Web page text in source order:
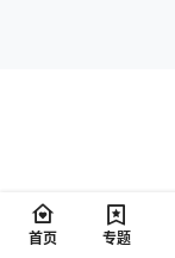
首页 专题